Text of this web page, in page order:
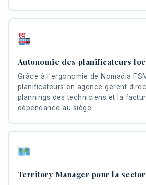
Autonomie des planificateurs
Grâce à l'ergonomie de Nomadia
planificateurs en agence gèrent
plannings des techniciens et la
dépendance au siège.
Territory Manager pour la